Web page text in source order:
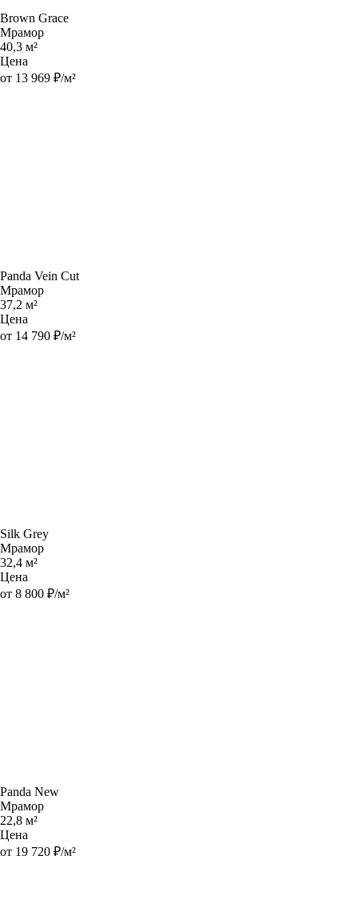
Brown Grace
Мрамор
40,3 м²
Цена
от 13 969 ₽/м²
Panda Vein Cut
Мрамор
37,2 м²
Цена
от 14 790 ₽/м²
Silk Grey
Мрамор
32,4 м²
Цена
от 8 800 ₽/м²
Panda New
Мрамор
22,8 м²
Цена
от 19 720 ₽/м²